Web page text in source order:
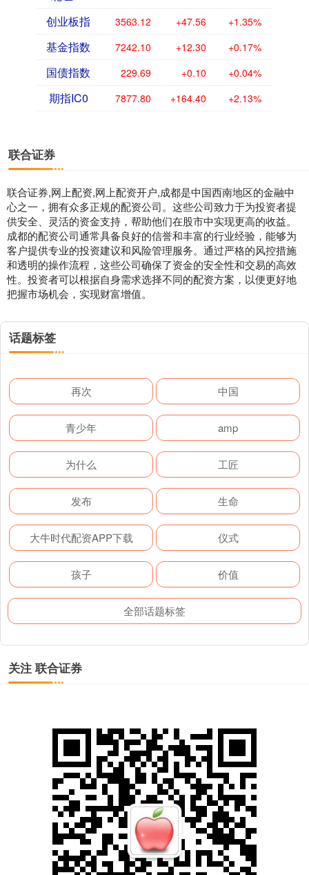
创业板指 3563.12 +47.56 +1.35%
基金指数 7242.10 +12.30 +0.17%
国债指数 229.69 +0.10 +0.04%
期指IC0 7877.80 +164.40 +2.13%
联合证券
联合证券,网上配资,网上配资开户,成都是中国西南地区的金融中
心之一，拥有众多正规的配资公司。这些公司致力于为投资者提
供安全、灵活的资金支持，帮助他们在股市中实现更高的收益。
成都的配资公司通常具备良好的信誉和丰富的行业经验，能够为
客户提供专业的投资建议和风险管理服务。通过严格的风控措施
和透明的操作流程，这些公司确保了资金的安全性和交易的高效
性。投资者可以根据自身需求选择不同的配资方案，以便更好地
把握市场机会，实现财富增值。
话题标签
再次 中国
青少年 amp
为什么 工匠
发布 生命
大牛时代配资APP下载 仪式
孩子 价值
全部话题标签
关注 联合证券